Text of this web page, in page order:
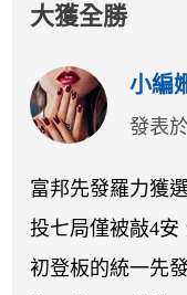
運彩報報
明星分析師
開賽列表
大獲全勝
小編
發表
富邦先發羅力獲
投七局僅被敲4安
初登板的統一先